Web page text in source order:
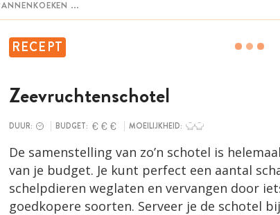
RECEPT
Zeevruchtenschotel
DUUR: BUDGET: MOEILIJKHEID:
De samenstelling van zo’n schotel is
van je budget. Je kunt perfect een aantal
schelpdieren weglaten en vervangen door
goedkopere soorten. Serveer je de schotel